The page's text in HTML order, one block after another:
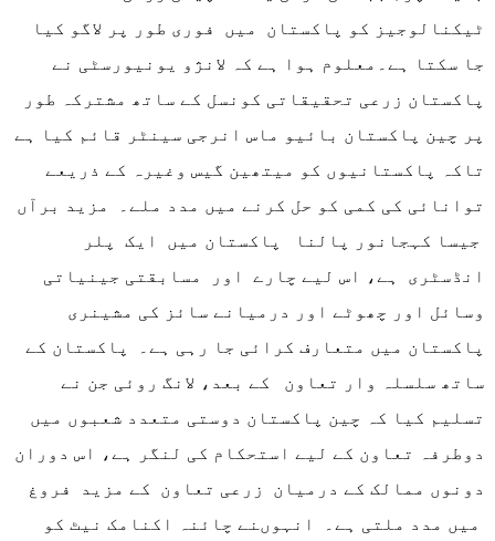
ٹیکنالوجیز کو پاکستان میں فوری طور پر لاگو کیا
جا سکتا ہے۔معلوم ہوا ہے کہ لانژو یونیورسٹی نے
پاکستان زرعی تحقیقاتی کونسل کے ساتھ مشترکہ طور
پر چین پاکستان بائیو ماس انرجی سینٹر قائم کیا ہے
تاکہ پاکستانیوں کو میتھین گیس وغیرہ کے ذریعے
توانائی کی کمی کو حل کرنے میں مدد ملے۔ مزید برآں
جیسا کہجانور پالنا پاکستان میں ایک پلر
انڈسٹری ہے، اس لیے چارے اور مسابقتی جینیاتی
وسائل اور چھوٹے اور درمیانے سائز کی مشینری
پاکستان میں متعارف کرائی جا رہی ہے۔ پاکستان کے
ساتھ سلسلہ وار تعاون کے بعد، لانگ روئی جن نے
تسلیم کیا کہ چین پاکستان دوستی متعدد شعبوں میں
دوطرفہ تعاون کے لیے استحکام کی لنگر ہے، اس دوران
دونوں ممالک کے درمیان زرعی تعاون کے مزید فروغ
میں مدد ملتی ہے۔ انہوںنے چائنہ اکنامک نیٹ کو